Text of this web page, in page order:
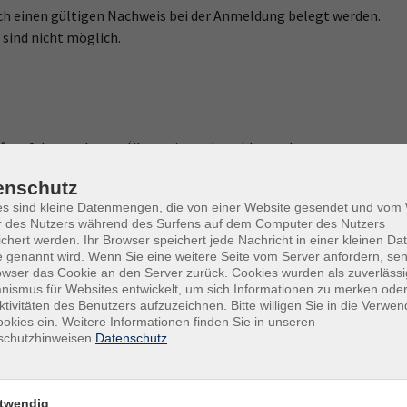
einen gültigen Nachweis bei der Anmeldung belegt werden.
nicht möglich.
oder per Überweisung bezahlt werden.
per SEPA-Lastschriftmandat erteilt werden. Dieses
nach Erhalt der Rechnung. Bei Überweisungen sind
Person anzugeben.
zehn Tage nach Rechnungsdatum zur Zahlung fällig. In
Ratenzahlung möglich.
mit 5% über dem jeweils gültigen Basiszinssatz
sind kleine Datenmengen, die von einer Website gesendet und vom
des Nutzers während des Surfens auf dem Computer des Nutzers
werden. Ihr Browser speichert jede Nachricht in einer kleinen
genannt wird. Wenn Sie eine weitere Seite vom Server anfordern,
das Cookie an den Server zurück. Cookies wurden als
für Websites entwickelt, um sich Informationen zu merken
des Benutzers aufzuzeichnen. Bitte willigen Sie in die
ein. Weitere Informationen finden Sie in unseren
Datenschutz